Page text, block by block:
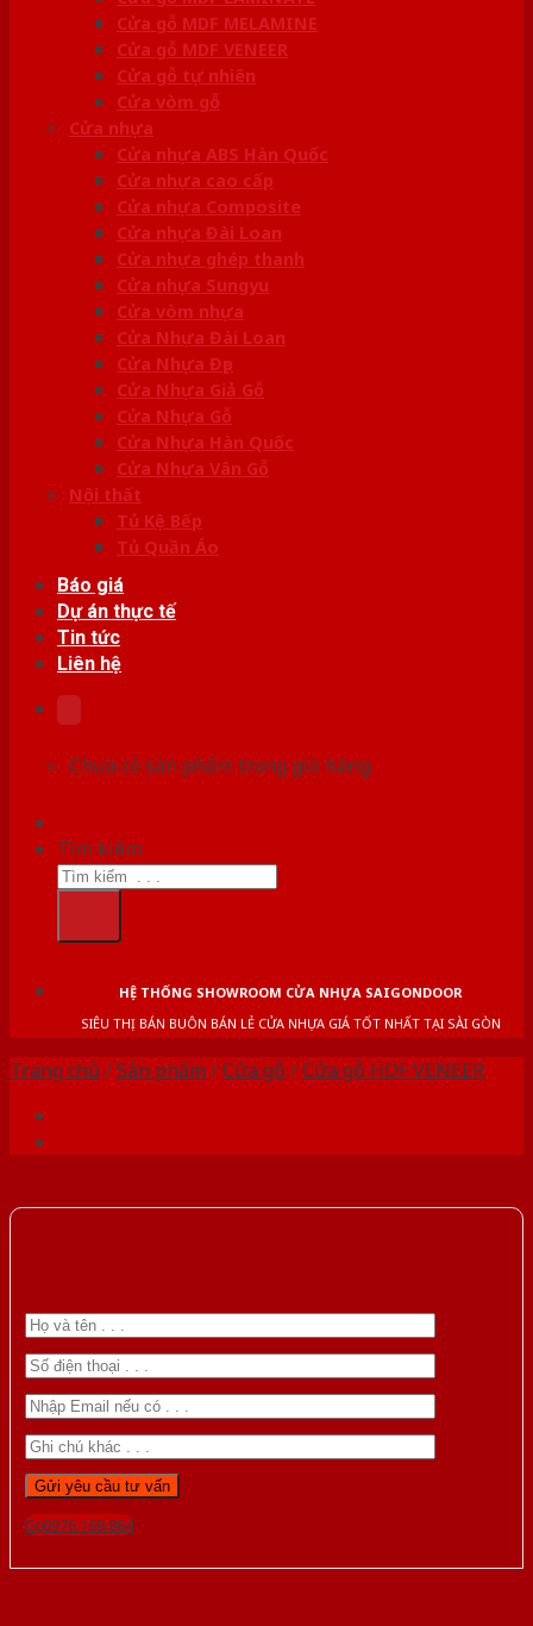
Cửa gỗ MDF MELAMINE
Cửa gỗ MDF VENEER
Cửa gỗ tự nhiên
Cửa vòm gỗ
Cửa nhựa
Cửa nhựa ABS Hàn Quốc
Cửa nhựa cao cấp
Cửa nhựa Composite
Cửa nhựa Đài Loan
Cửa nhựa ghép thanh
Cửa nhựa Sungyu
Cửa vòm nhựa
Cửa Nhựa Đài Loan
Cửa Nhựa Đẹp
Cửa Nhựa Giả Gỗ
Cửa Nhựa Gỗ
Cửa Nhựa Hàn Quốc
Cửa Nhựa Vân Gỗ
Nội thất
Tủ Kệ Bếp
Tủ Quần Áo
Báo giá
Dự án thực tế
Tin tức
Liên hệ
Chưa có sản phẩm trong giỏ hàng.
Tìm kiếm:
HỆ THỐNG SHOWROOM CỬA NHỰA SAIGONDOOR
SIÊU THỊ BÁN BUÔN BÁN LẺ CỬA NHỰA GIÁ TỐT NHẤT TẠI SÀI GÒN
Trang chủ /Sản phẩm /Cửa gỗ /Cửa gỗ HDF VENEER
Gọi 0976.169.864